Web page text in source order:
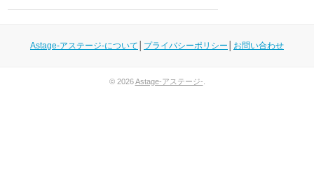
Astage-アステージ-について プライバシーポリシー お問い合わせ
© 2026Astage-アステージ-